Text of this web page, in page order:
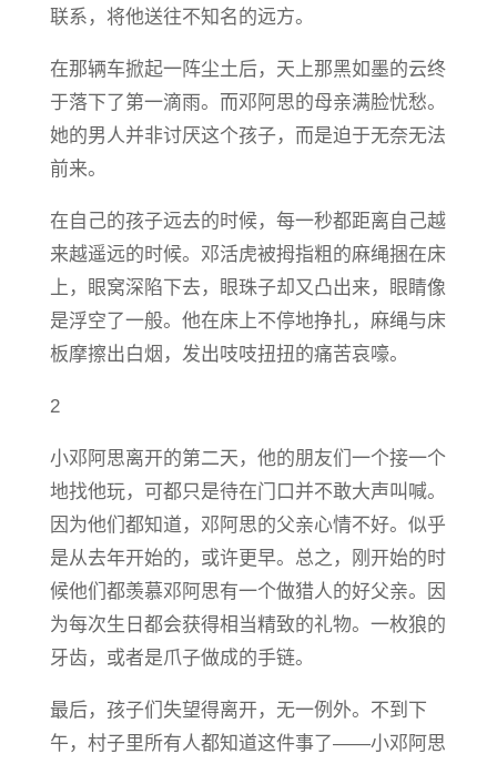
联系，将他送往不知名的远方。
在那辆车掀起一阵尘土后，天上那黑如墨的云终
于落下了第一滴雨。而邓阿思的母亲满脸忧愁。
她的男人并非讨厌这个孩子，而是迫于无奈无法
前来。
在自己的孩子远去的时候，每一秒都距离自己越
来越遥远的时候。邓活虎被拇指粗的麻绳捆在床
上，眼窝深陷下去，眼珠子却又凸出来，眼睛像
是浮空了一般。他在床上不停地挣扎，麻绳与床
板摩擦出白烟，发出吱吱扭扭的痛苦哀嚎。
2
小邓阿思离开的第二天，他的朋友们一个接一个
地找他玩，可都只是待在门口并不敢大声叫喊。
因为他们都知道，邓阿思的父亲心情不好。似乎
是从去年开始的，或许更早。总之，刚开始的时
候他们都羡慕邓阿思有一个做猎人的好父亲。因
为每次生日都会获得相当精致的礼物。一枚狼的
牙齿，或者是爪子做成的手链。
最后，孩子们失望得离开，无一例外。不到下
午，村子里所有人都知道这件事了——小邓阿思